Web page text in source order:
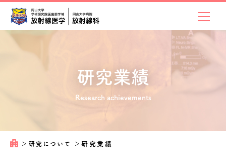
研究業績
Research achievements
＞ 研究について ＞研究業績